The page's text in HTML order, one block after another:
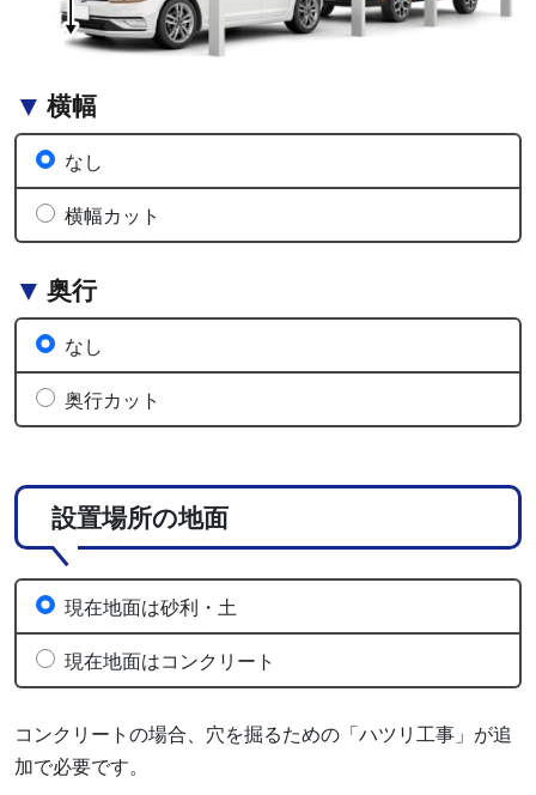
横幅
なし
横幅カット
奥行
なし
奥行カット
設置場所の地面
コンクリートの場合、穴を掘るための「ハツリ工事」が追
加で必要です。
現在地面は砂利・土
現在地面はコンクリート